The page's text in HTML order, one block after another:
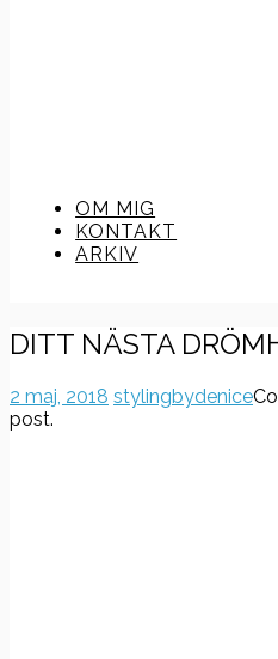
OM MIG
KONTAKT
ARKIV
DITT NÄSTA
2 maj, 2018 stylingbydenice
post.